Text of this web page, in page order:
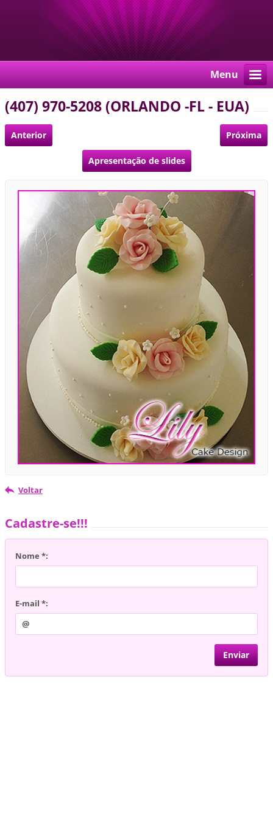
Menu
(407) 970-5208 (ORLANDO -FL - EUA)
Anterior Próxima
Apresentação de slides
Voltar
Cadastre-se!!!
Nome *:
E-mail *: